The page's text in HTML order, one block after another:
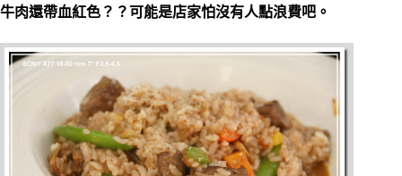
牛肉還帶血紅色？？可能是店家怕沒有人點浪費吧。